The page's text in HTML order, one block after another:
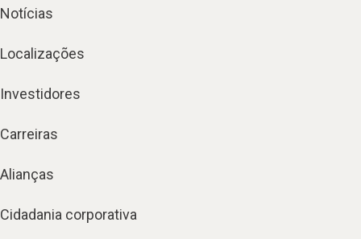
Notícias
Localizações
Investidores
Carreiras
Alianças
Cidadania corporativa